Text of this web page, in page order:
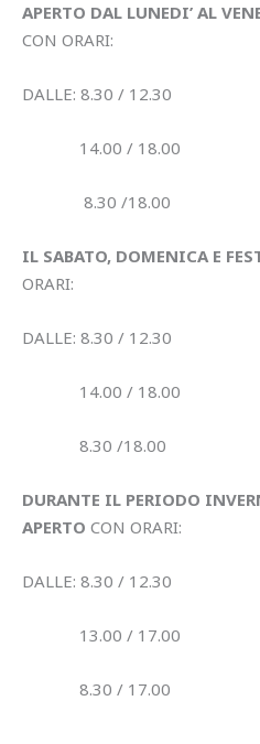
APERTO DAL LUNEDI’ AL
CON ORARI:
DALLE: 8.30 / 12.30
14.00 / 18.00
8.30 /18.00
IL SABATO, DOMENICA E
ORARI:
DALLE: 8.30 / 12.30
14.00 / 18.00
8.30 /18.00
DURANTE IL PERIODO
APERTO CON ORARI:
DALLE: 8.30 / 12.30
13.00 / 17.00
8.30 / 17.00